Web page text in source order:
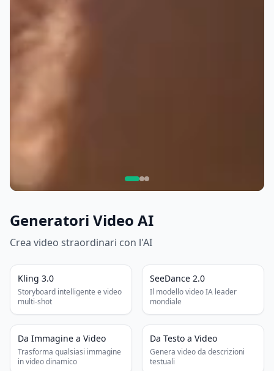
Generatori Video AI
Crea video straordinari con l'AI
HOT
Kling 3.0
Storyboard intelligente e video
multi-shot
HOT
SeeDance 2.0
Il modello video IA leader
mondiale
Da Immagine a Video
Trasforma qualsiasi immagine
in video dinamico
Da Testo a Video
Genera video da descrizioni
testuali